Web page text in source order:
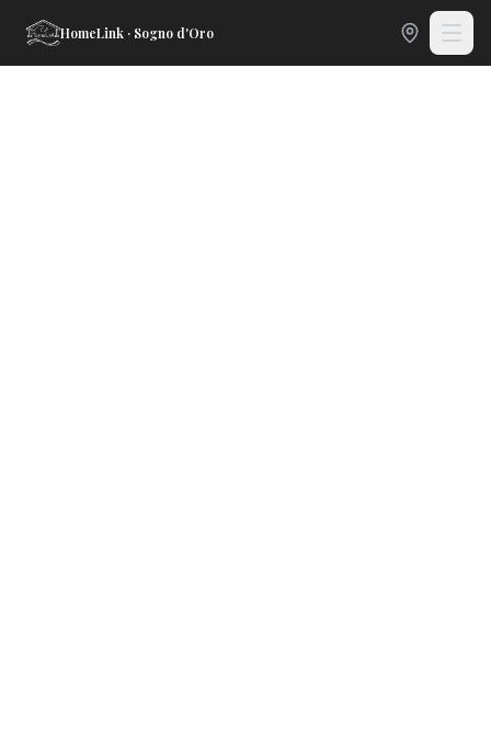
HomeLink · Sogno d'Oro